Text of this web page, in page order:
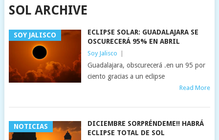
SOL ARCHIVE
SOY JALISCO
ECLIPSE SOLAR: GUADALAJARA SE
OSCURECERÁ 95% EN ABRIL
Soy Jalisco
Guadalajara, obscurecerá .en un 95 por
ciento gracias a un eclipse
Read More
NOTICIAS
DICIEMBRE SORPRÉNDEME!! HABRÁ
ECLIPSE TOTAL DE SOL